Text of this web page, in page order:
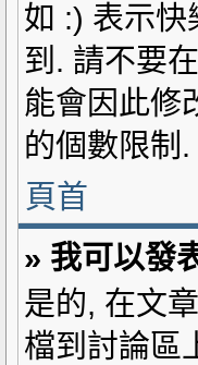
如 :) 表示快
到. 請不要
能會因此修
的個數限制.
頁首
» 我可以發
是的, 在文
檔到討論區